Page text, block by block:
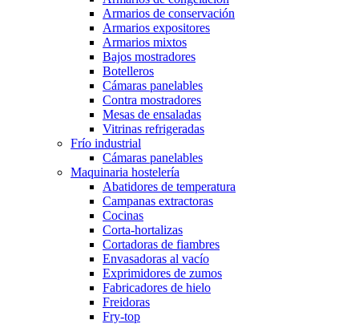
Armarios de conservación
Armarios expositores
Armarios mixtos
Bajos mostradores
Botelleros
Cámaras panelables
Contra mostradores
Mesas de ensaladas
Vitrinas refrigeradas
Frío industrial
Cámaras panelables
Maquinaria hostelería
Abatidores de temperatura
Campanas extractoras
Cocinas
Corta-hortalizas
Cortadoras de fiambres
Envasadoras al vacío
Exprimidores de zumos
Fabricadores de hielo
Freidoras
Fry-top